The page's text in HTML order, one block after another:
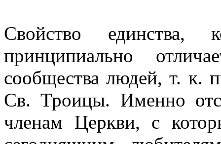
Свойство единства,
принципиально
сообщества людей, т. к.
Св. Троицы. Именно
членам Церкви, с